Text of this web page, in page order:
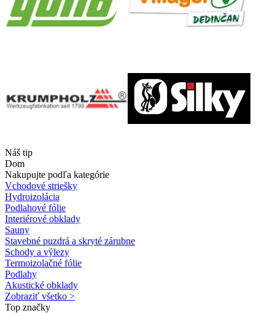
Náš tip
Dom
Nakupujte podľa kategórie
Vchodové striešky
Hydroizolácia
Podlahové fólie
Interiérové obklady
Sauny
Stavebné puzdrá a skryté zárubne
Schody a výlezy
Termoizolačné fólie
Podlahy
Akustické obklady
Zobraziť všetko >
Top značky